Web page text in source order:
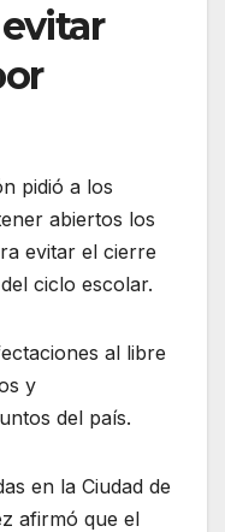
pidió a los
abiertos los
evitar el cierre
ciclo escolar.
al libre
y
del país.
en la Ciudad de
afirmó que el